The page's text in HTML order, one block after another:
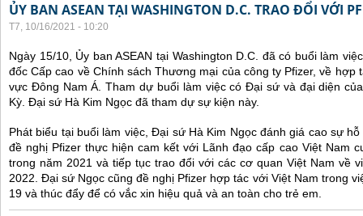
ỦY BAN ASEAN TẠI WASHINGTON D.C. TRAO ĐỔI VỚI
T7, 10/16/2021 - 10:20
Ngày 15/10, Ủy ban ASEAN tại Washington D.C. đã có buổi làm
đốc Cấp cao về Chính sách Thương mại của công ty Pfizer, về hợp
vực Đông Nam Á. Tham dự buổi làm việc có Đại sứ và đại diện
Kỳ. Đại sứ Hà Kim Ngọc đã tham dự sự kiện này.
Phát biểu tại buổi làm việc, Đại sứ Hà Kim Ngọc đánh giá cao sự
đề nghị Pfizer thực hiện cam kết với Lãnh đạo cấp cao Việt Nam
trong năm 2021 và tiếp tục trao đổi với các cơ quan Việt Nam về
2022. Đại sứ Ngọc cũng đề nghị Pfizer hợp tác với Việt Nam trong
19 và thúc đẩy để có vắc xin hiệu quả và an toàn cho trẻ em.